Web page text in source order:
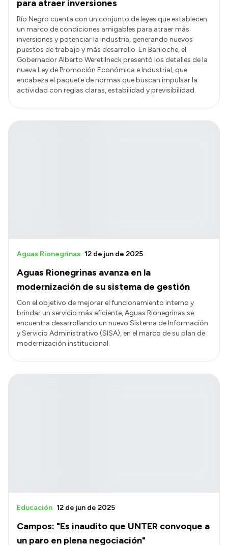
para atraer inversiones
Río Negro cuenta con un conjunto de leyes que establecen
un marco de condiciones amigables para atraer más
inversiones y potenciar la industria, generando nuevos
puestos de trabajo y más desarrollo. En Bariloche, el
Gobernador Alberto Weretilneck presentó los detalles de la
nueva Ley de Promoción Económica e Industrial, que
encabeza el paquete de normas que buscan impulsar la
actividad con reglas claras, estabilidad y previsibilidad.
Aguas Rionegrinas avanza en la
modernización de su sistema de gestión
Aguas Rionegrinas 12 de jun de 2025
Con el objetivo de mejorar el funcionamiento interno y
brindar un servicio más eficiente, Aguas Rionegrinas se
encuentra desarrollando un nuevo Sistema de Información
y Servicio Administrativo (SISA), en el marco de su plan de
modernización institucional.
Campos: "Es inaudito que UNTER convoque a
un paro en plena negociación"
Educación 12 de jun de 2025